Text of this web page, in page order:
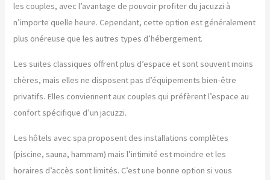
les couples, avec l’avantage de pouvoir profiter du jacuzzi à
n’importe quelle heure. Cependant, cette option est généralement
plus onéreuse que les autres types d’hébergement.
Les suites classiques offrent plus d’espace et sont souvent moins
chères, mais elles ne disposent pas d’équipements bien-être
privatifs. Elles conviennent aux couples qui préfèrent l’espace au
confort spécifique d’un jacuzzi.
Les hôtels avec spa proposent des installations complètes
(piscine, sauna, hammam) mais l’intimité est moindre et les
horaires d’accès sont limités. C’est une bonne option si vous